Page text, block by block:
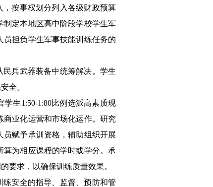
按事权划分列入各级财政预算
制定本地区高中阶段学校学生军
担负学生军事技能训练任务的
兵武器装备中统筹解决。学生
全。
学生1:50-1:80比例选派高素质现
业化运营和市场化运作。研究
赋予承训资格，辅助组织开展
为相应课程的学时或学分。承
要求，以确保训练质量效果。
安全的指导、监督、预防和管